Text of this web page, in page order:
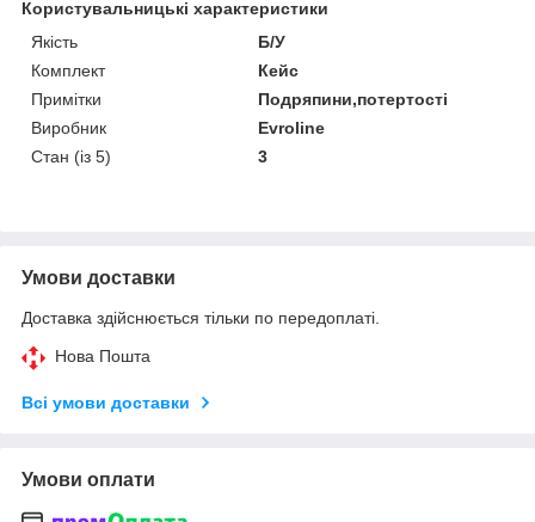
Користувальницькі характеристики
Якість
Б/У
Комплект
Кейс
Примітки
Подряпини,потертості
Виробник
Evroline
Стан (із 5)
3
Умови доставки
Доставка здійснюється тільки по передоплаті.
Нова Пошта
Всі умови доставки
Умови оплати